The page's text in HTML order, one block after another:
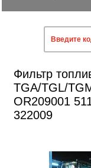
Фильтр
TGA/TGL/
OR209001
322009